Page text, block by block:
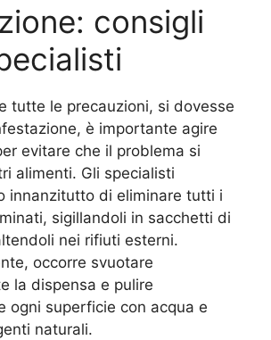
consigli
tutte le precauzioni, si dovesse
è importante agire
evitare che il problema si
alimenti. Gli specialisti
innanzitutto di eliminare tutti i
sigillandoli in sacchetti di
nei rifiuti esterni.
occorre svuotare
la dispensa e pulire
ogni superficie con acqua e
naturali.